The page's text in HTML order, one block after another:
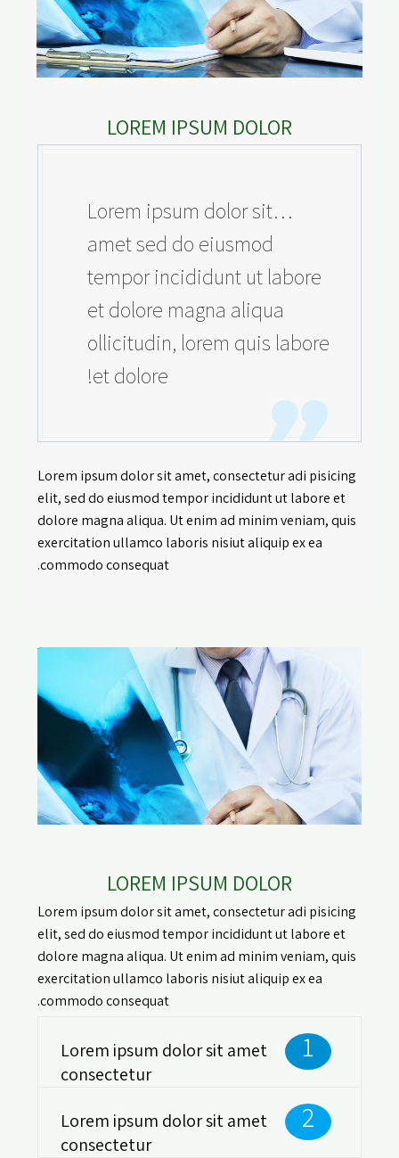
LOREM IPSUM DOLOR
…Lorem ipsum dolor sit
amet sed do eiusmod
tempor incididunt ut labore
et dolore magna aliqua
ollicitudin, lorem quis labore
et dolore!
Lorem ipsum dolor sit amet, consectetur adi pisicing
elit, sed do eiusmod tempor incididunt ut labore et
dolore magna aliqua. Ut enim ad minim veniam, quis
exercitation ullamco laboris nisiut aliquip ex ea
commodo consequat.
LOREM IPSUM DOLOR
Lorem ipsum dolor sit amet, consectetur adi pisicing
elit, sed do eiusmod tempor incididunt ut labore et
dolore magna aliqua. Ut enim ad minim veniam, quis
exercitation ullamco laboris nisiut aliquip ex ea
commodo consequat.
1
Lorem ipsum dolor sit amet
consectetur
2
Lorem ipsum dolor sit amet
consectetur